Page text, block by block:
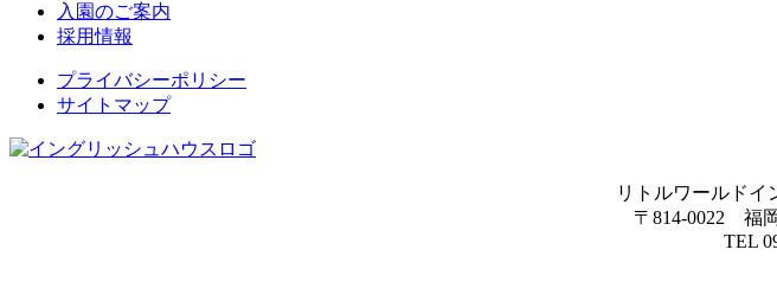
入園のご案内
採用情報
プライバシーポリシー
サイトマップ
リトルワールドイ
〒814-0022 福
TEL